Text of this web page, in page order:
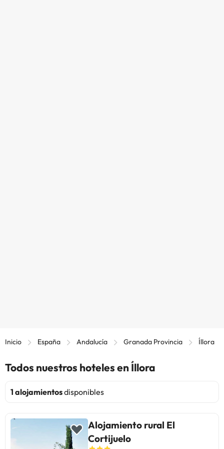
Inicio España Andalucía Granada Provincia Íllora
Todos nuestros hoteles en Íllora
1 alojamientosdisponibles
Alojamiento rural El
Cortijuelo